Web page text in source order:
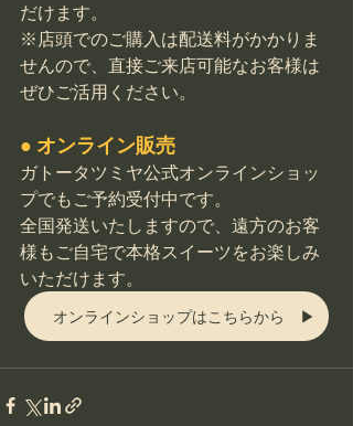
だけます。
※店頭でのご購入は配送料がかかりま
せんので、直接ご来店可能なお客様は
ぜひご活用ください。
● オンライン販売
ガトータツミヤ公式オンラインショッ
プでもご予約受付中です。
全国発送いたしますので、遠方のお客
様もご自宅で本格スイーツをお楽しみ
いただけます。
オンラインショップはこちらから ▶︎